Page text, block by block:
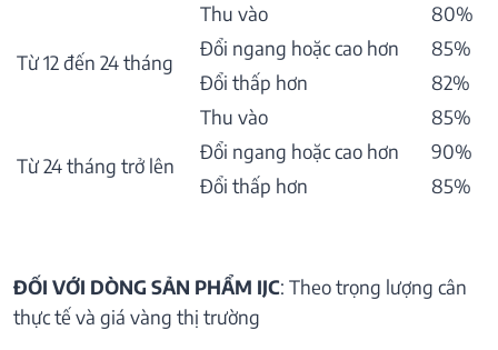
Từ 12 đến 24 tháng
Thu vào
80%
Đổi ngang hoặc cao hơn
85%
Đổi thấp hơn
82%
Từ 24 tháng trở lên
Thu vào
85%
Đổi ngang hoặc cao hơn
90%
Đổi thấp hơn
85%
ĐỐI VỚI DÒNG SẢN PHẨM IJC: Theo trọng lượng cân
thực tế và giá vàng thị trường